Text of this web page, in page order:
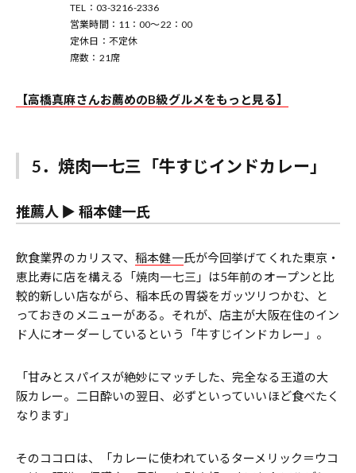
TEL：03-3216-2336
営業時間：11：00〜22：00
定休日：不定休
席数：21席
【高橋真麻さんお薦めのB級グルメをもっと見る】
5．焼肉一七三「牛すじインドカレー」
推薦人 ▶︎ 稲本健一氏
飲食業界のカリスマ、稲本健一氏が今回挙げてくれた東京・
恵比寿に店を構える「焼肉一七三」は5年前のオープンと比
較的新しい店ながら、稲本氏の胃袋をガッツリつかむ、と
っておきのメニューがある。それが、店主が大阪在住のイン
ド人にオーダーしているという「牛すじインドカレー」。
「甘みとスパイスが絶妙にマッチした、完全なる王道の大
阪カレー。二日酔いの翌日、必ずといっていいほど食べたく
なります」
そのココロは、「カレーに使われているターメリック＝ウコ